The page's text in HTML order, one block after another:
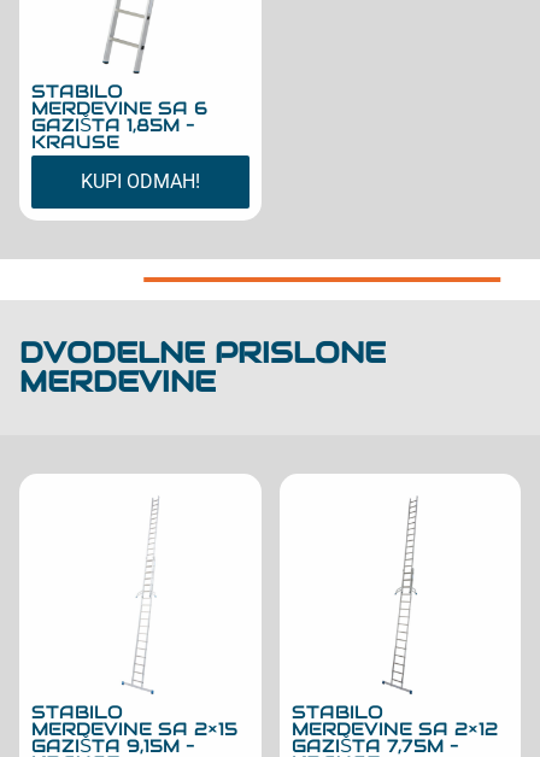
STABILO
MERDEVINE SA 6
GAZIŠTA 1,85M –
KRAUSE
KUPI ODMAH!
DVODELNE PRISLONE
MERDEVINE
STABILO
MERDEVINE SA 2×15
GAZIŠTA 9,15M –
STABILO
MERDEVINE SA 2×12
GAZIŠTA 7,75M –